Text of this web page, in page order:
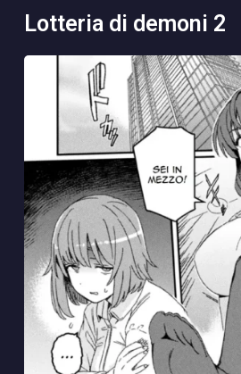
lotteria di demoni 2